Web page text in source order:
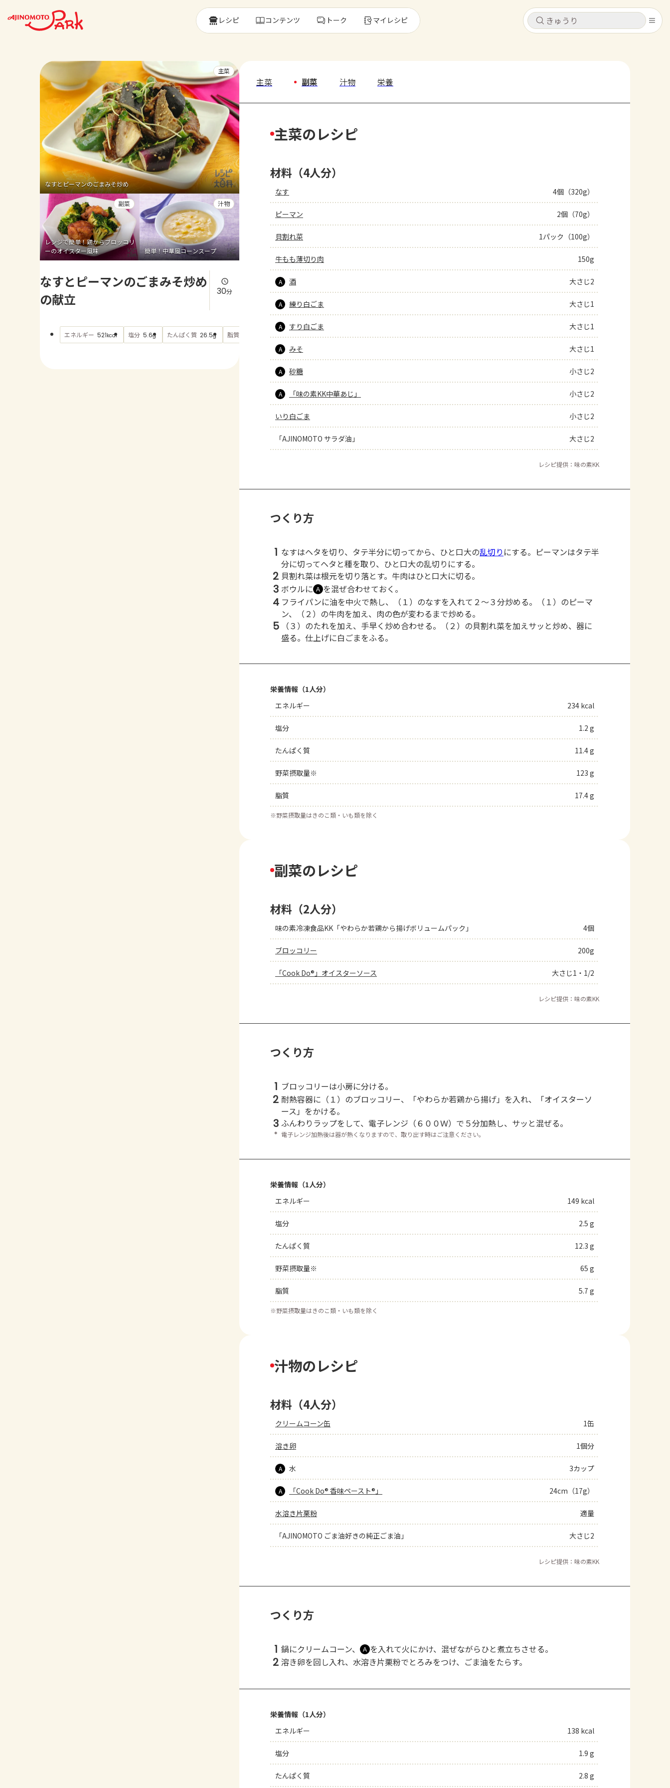
キャンセル
よくあるお問い合わせ
お買い物
キャンセル
レシピ コンテンツ トーク マイレシピ
なすとピーマンのごまみそ炒め
主菜
レンジで簡単！鶏からブロッコリ
ーのオイスター風味
副菜
簡単！中華風コーンスープ
汁物
なすとピーマンのごまみそ炒め
の献立
30分
エネルギー 521kcal 塩分 5.6g たんぱく質 26.5g 脂質 もっと見る
主菜 副菜 汁物 栄養
主菜のレシピ
材料（4人分）
なす 4個（320g）
ピーマン 2個（70g）
貝割れ菜 1パック（100g）
牛もも薄切り肉 150g
A 酒 大さじ2
A 練り白ごま 大さじ1
A すり白ごま 大さじ1
A みそ 大さじ1
A 砂糖 小さじ2
A 「味の素KK中華あじ」 小さじ2
いり白ごま 小さじ2
「AJINOMOTO サラダ油」 大さじ2
レシピ提供：味の素KK
つくり方
1 なすはヘタを切り、タテ半分に切ってから、ひと口大の乱切り にする。ピーマンはタテ半
分に切ってヘタと種を取り、ひと口大の乱切りにする。
2 貝割れ菜は根元を切り落とす。牛肉はひと口大に切る。
3 ボウルに Ａ を混ぜ合わせておく。
4 フライパンに油を中火で熱し、（１）のなすを入れて２～３分炒める。（１）のピーマ
ン、（２）の牛肉を加え、肉の色が変わるまで炒める。
5
（３）のたれを加え、手早く炒め合わせる。（２）の貝割れ菜を加えサッと炒め、器に
盛る。仕上げに白ごまをふる。
栄養情報（1人分）
エネルギー
234 kcal
塩分 1.2 g
たんぱく質 11.4 g
野菜摂取量※ 123 g
脂質 17.4 g
※野菜摂取量はきのこ類・いも類を除く
副菜のレシピ
材料（2人分）
味の素冷凍食品KK「やわらか若鶏から揚げボリュームパック」 4個
ブロッコリー 200g
「Cook Do®」オイスターソース 大さじ1・1/2
レシピ提供：味の素KK
つくり方
1 ブロッコリーは小房に分ける。
2 耐熱容器に（１）のブロッコリー、「やわらか若鶏から揚げ」を入れ、「オイスターソ
ース」をかける。
3 ふんわりラップをして、電子レンジ（６００Ｗ）で５分加熱し、サッと混ぜる。
＊ 電子レンジ加熱後は器が熱くなりますので、取り出す時はご注意ください。
栄養情報（1人分）
エネルギー
149 kcal
塩分 2.5 g
たんぱく質 12.3 g
野菜摂取量※ 65 g
脂質 5.7 g
※野菜摂取量はきのこ類・いも類を除く
汁物のレシピ
材料（4人分）
クリームコーン缶 1缶
溶き卵 1個分
A 水 3カップ
A 「Cook Do® 香味ペースト®」 24cm（17g）
水溶き片栗粉 適量
「AJINOMOTO ごま油好きの純正ごま油」 大さじ2
レシピ提供：味の素KK
つくり方
1 鍋にクリームコーン、 Ａ を入れて火にかけ、混ぜながらひと煮立ちさせる。
2 溶き卵を回し入れ、水溶き片栗粉でとろみをつけ、ごま油をたらす。
栄養情報（1人分）
エネルギー
138 kcal
塩分 1.9 g
たんぱく質 2.8 g